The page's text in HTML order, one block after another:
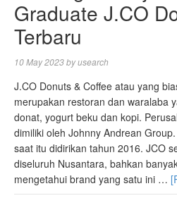
Graduate J.CO
Terbaru
10 May 2023byusearch
J.CO Donuts & Coffee atau yang
merupakan restoran dan waralaba
donat, yogurt beku dan kopi.
dimiliki oleh Johnny Andrean
saat itu didirikan tahun 2016. JCO
diseluruh Nusantara, bahkan
mengetahui brand yang satu ini …